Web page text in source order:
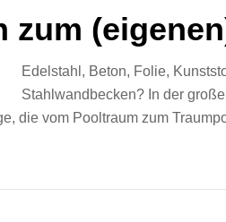
zum
Edelstahl, Beton, Folie,
Stahlwandbecken? In der
die vom Pooltraum zum